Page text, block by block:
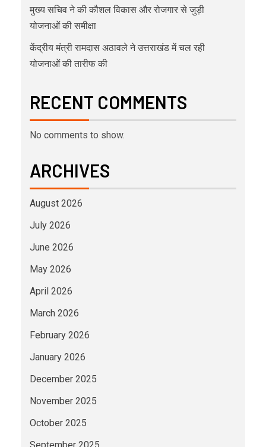
मुख्य सचिव ने की कौशल विकास और रोजगार से जुड़ी
योजनाओं की समीक्षा
केंद्रीय मंत्री रामदास अठावले ने उत्तराखंड में चल रही
योजनाओं की तारीफ की
RECENT COMMENTS
No comments to show.
ARCHIVES
August 2026
July 2026
June 2026
May 2026
April 2026
March 2026
February 2026
January 2026
December 2025
November 2025
October 2025